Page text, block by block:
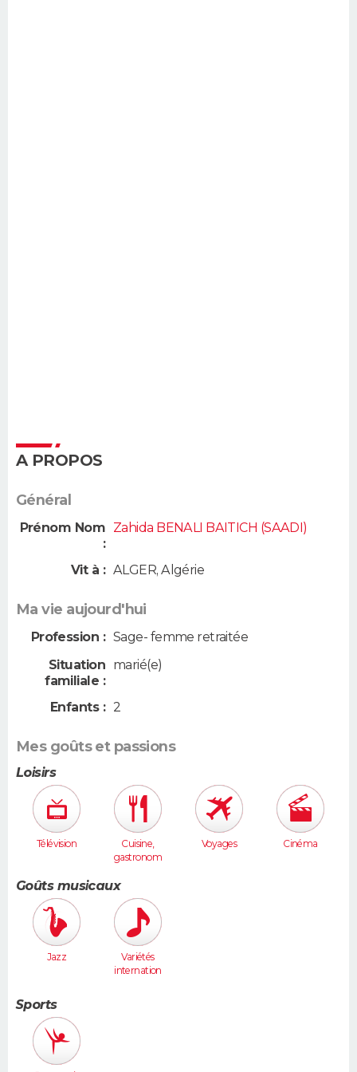
A PROPOS
Général
Prénom Nom
:
Zahida BENALI BAITICH (SAADI)
Vit à : ALGER,Algérie
Ma vie aujourd'hui
Profession : Sage- femme retraitée
Situation
familiale :
marié(e)
Enfants : 2
Mes goûts et passions
Loisirs
Télévision
Cuisine,
gastronom
Voyages Cinéma
Goûts musicaux
Jazz
Variétés
internation
Sports